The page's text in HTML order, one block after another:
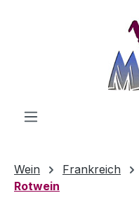
Wein Frankreich
Rotwein